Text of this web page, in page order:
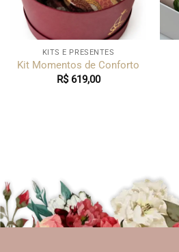
KITS E PRESENTES
Kit Momentos de Conforto
R$619,00